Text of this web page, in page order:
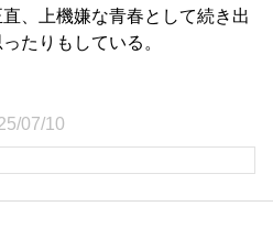
、上機嫌な青春として続き出
たりもしている。
07/10